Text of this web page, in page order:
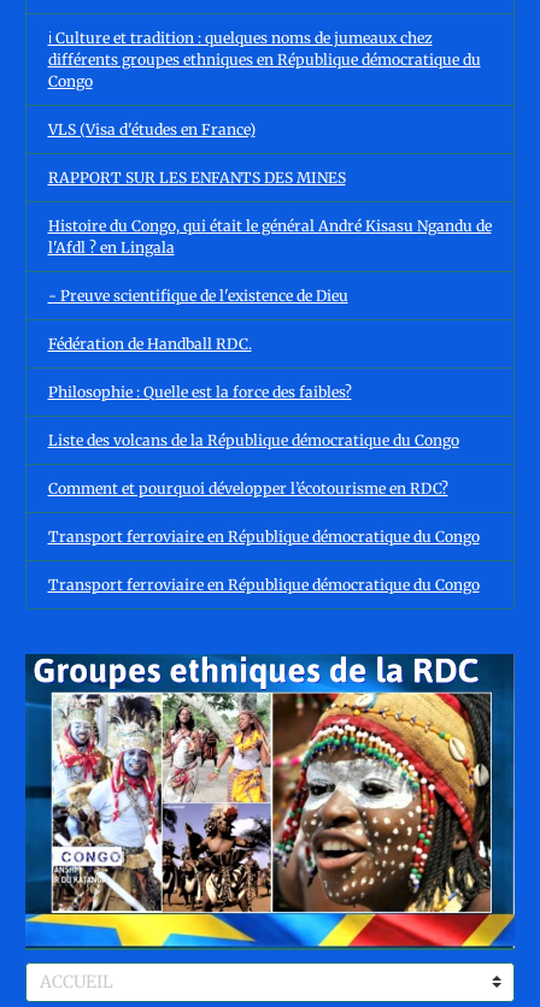
ℹ️ Culture et tradition : quelques noms de jumeaux chez
différents groupes ethniques en République démocratique du
Congo
VLS (Visa d'études en France)
RAPPORT SUR LES ENFANTS DES MINES
Histoire du Congo, qui était le général André Kisasu Ngandu de
l'Afdl ? en Lingala
- Preuve scientifique de l'existence de Dieu
Fédération de Handball RDC.
Philosophie : Quelle est la force des faibles?
Liste des volcans de la République démocratique du Congo
Comment et pourquoi développer l’écotourisme en RDC?
Transport ferroviaire en République démocratique du Congo
Transport ferroviaire en République démocratique du Congo